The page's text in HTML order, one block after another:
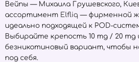
Вейпы — Михаила Грушевского,
ассортимент Elfliq — фирменной
идеально подходящей к POD-
Выбирайте крепость 10 mg / 20 mg
безникотиновый вариант, чтобы
под себя.